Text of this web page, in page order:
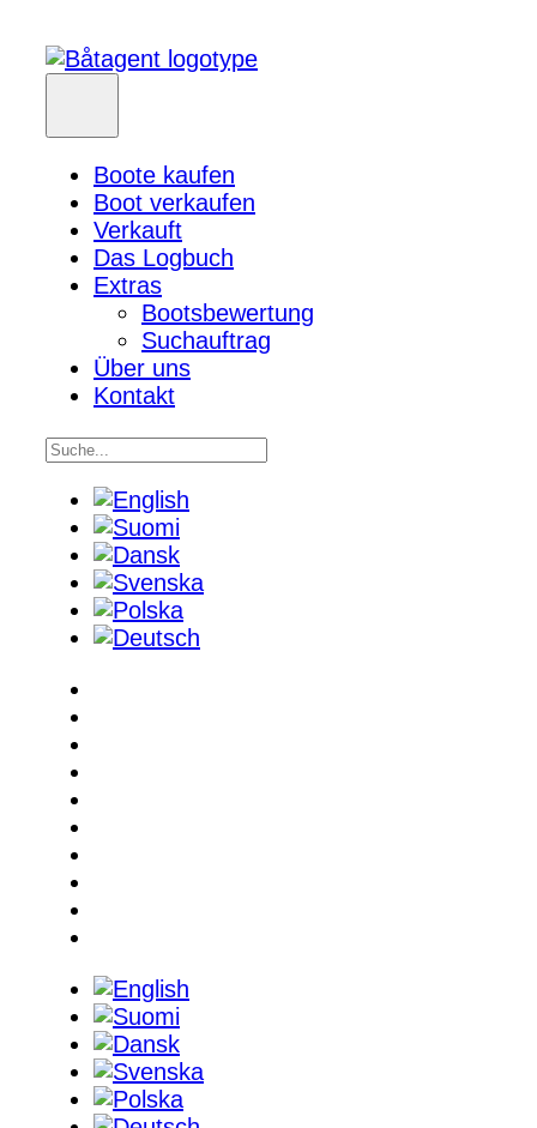
Boote kaufen
Boot verkaufen
Verkauft
Das Logbuch
Extras
Bootsbewertung
Suchauftrag
Über uns
Kontakt